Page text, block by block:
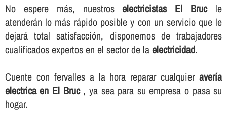
No espere más, nuestroselectricistas El Brucle
atenderán lo más rápido posible y con un servicio que le
dejará total satisfacción, disponemos de trabajadores
cualificados expertos en el sector de laelectricidad.
Cuente con fervalles a la hora reparar cualquieraverí­a
electrica en El Bruc, ya sea para su empresa o pasa su
hogar.